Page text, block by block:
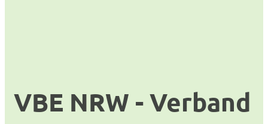
VBE NRW - Verband